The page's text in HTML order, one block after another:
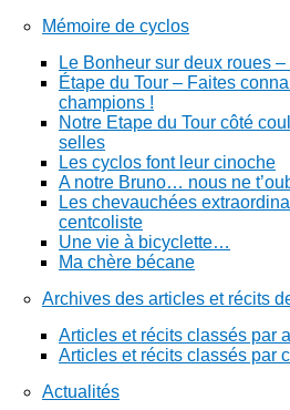
Mémoire de cyclos
Le Bonheur sur deux roues
Étape du Tour – Faites
champions !
Notre Etape du Tour côté
selles
Les cyclos font leur cinoche
A notre Bruno… nous ne
Les chevauchées
centcoliste
Une vie à bicyclette…
Ma chère bécane
Archives des articles et récits
Articles et récits classés par
Articles et récits classés par
Actualités